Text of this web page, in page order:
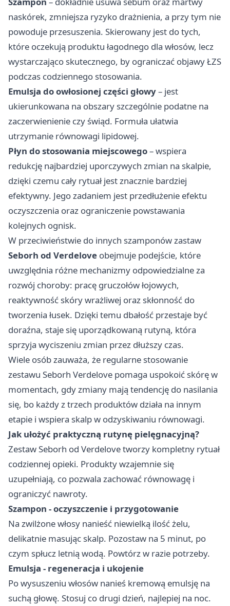
naskórek, zmniejsza ryzyko drażnienia, a przy tym nie
powoduje przesuszenia. Skierowany jest do tych,
które oczekują produktu łagodnego dla włosów, lecz
wystarczająco skutecznego, by ograniczać objawy ŁZS
podczas codziennego stosowania.
Emulsja do owłosionej części głowy– jest
ukierunkowana na obszary szczególnie podatne na
zaczerwienienie czy świąd. Formuła ułatwia
utrzymanie równowagi lipidowej.
Płyn do stosowania miejscowego– wspiera
redukcję najbardziej uporczywych zmian na skalpie,
dzięki czemu cały rytuał jest znacznie bardziej
efektywny. Jego zadaniem jest przedłużenie efektu
oczyszczenia oraz ograniczenie powstawania
kolejnych ognisk.
W przeciwieństwie do innych szamponów zastaw
Seborh od Verdelove obejmuje podejście, które
uwzględnia różne mechanizmy odpowiedzialne za
rozwój choroby: pracę gruczołów łojowych,
reaktywność skóry wrażliwej oraz skłonność do
tworzenia łusek. Dzięki temu dbałość przestaje być
doraźna, staje się uporządkowaną rutyną, która
sprzyja wyciszeniu zmian przez dłuższy czas.
Wiele osób zauważa, że regularne stosowanie
zestawu Seborh Verdelove pomaga uspokoić skórę w
momentach, gdy zmiany mają tendencję do nasilania
się, bo każdy z trzech produktów działa na innym
etapie i wspiera skalp w odzyskiwaniu równowagi.
Jak ułożyć praktyczną rutynę pielęgnacyjną?
Zestaw Seborh od Verdelove tworzy kompletny rytuał
codziennej opieki. Produkty wzajemnie się
uzupełniają, co pozwala zachować równowagę i
ograniczyć nawroty.
Szampon - oczyszczenie i przygotowanie
Na zwilżone włosy nanieść niewielką ilość żelu,
delikatnie masując skalp. Pozostaw na 5 minut, po
czym spłucz letnią wodą. Powtórz w razie potrzeby.
Emulsja - regeneracja i ukojenie
Po wysuszeniu włosów nanieś kremową emulsję na
suchą głowę. Stosuj co drugi dzień, najlepiej na noc.